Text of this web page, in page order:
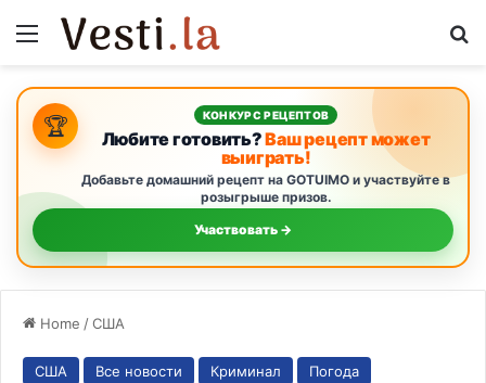
Menu
🏆 КОНКУРС РЕЦЕПТОВ
Любите готовить?Ваш рецепт может
выиграть!
Добавьте домашний рецепт на GOTUIMO и участвуйте в
розыгрыше призов.
Участвовать →
Home /США
США Все новости Криминал Погода